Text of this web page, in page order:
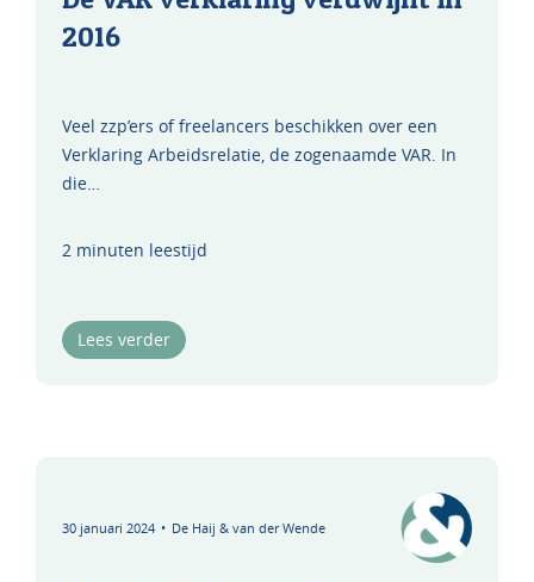
2016
Veel zzp’ers of freelancers beschikken over een
Verklaring Arbeidsrelatie, de zogenaamde VAR. In
die…
2 minuten leestijd
Lees verder
30 januari 2024 • De Haij & van der Wende